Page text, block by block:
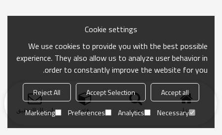
منزل بحث فئة ارسال التحقيق
Cookie settings
We use cookies to provide you with the best possible
experience. They also allow us to analyze user behavior in
order to constantly improve the website for you.
Accept all
Accept Selection
Reject All
Necessary
Analytics
Preferences
Marketing